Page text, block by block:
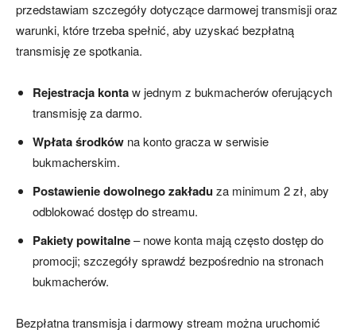
przedstawiam szczegóły dotyczące darmowej transmisji oraz
warunki, które trzeba spełnić, aby uzyskać bezpłatną
transmisję ze spotkania.
Rejestracja kontaw jednym z bukmacherów oferujących
transmisję za darmo.
Wpłata środków na konto gracza w serwisie
bukmacherskim.
Postawienie dowolnego zakładuza minimum 2 zł, aby
odblokować dostęp do streamu.
Pakiety powitalne– nowe konta mają często dostęp do
promocji; szczegóły sprawdź bezpośrednio na stronach
bukmacherów.
Bezpłatna transmisja i darmowy stream można uruchomić